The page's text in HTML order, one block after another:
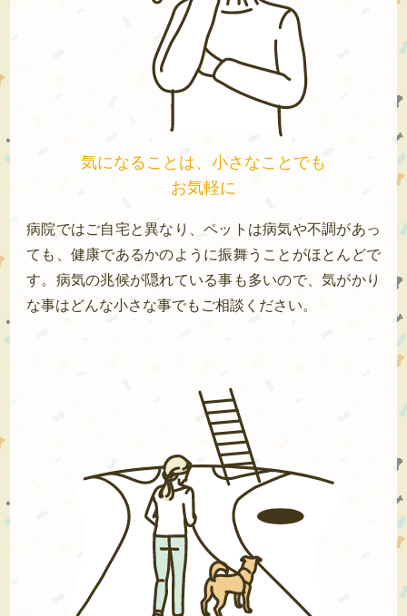
気になることは、小さなことでも
お気軽に
病院ではご自宅と異なり、ペットは病気や不調があっ
ても、健康であるかのように振舞うことがほとんどで
す。病気の兆候が隠れている事も多いので、気がかり
な事はどんな小さな事でもご相談ください。